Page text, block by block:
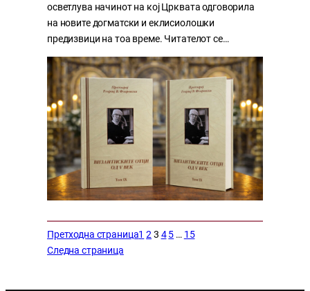
осветлува начинот на кој Црквата одговорила
на новите догматски и еклисиолошки
предизвици на тоа време. Читателот се…
Претходна страница1 23 4 5 … 15
Следна страница